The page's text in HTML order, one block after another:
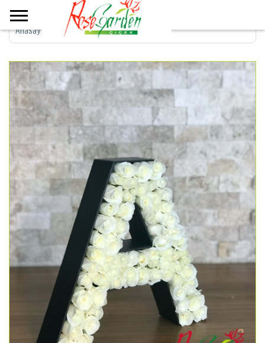
Anasayfa Kişiye Özel Harf Kutuda Güller